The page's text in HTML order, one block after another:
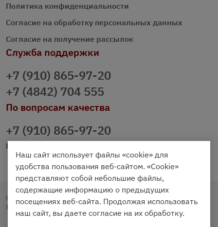
Политика конфиденциальности
Согласие на обработку персональных данных
Согласие на получение рассылок
Служба поддержки
+7 (910) 865-97-20
+7 (4842) 704 555
По вопросам качества
+7 (910) 865-97-20
prazdnichniy40@palmi.ru
Copyright © 2020 - 2026. Праздничный Стол.
Разработка и продвижение - Vegas Studio
Наш сайт использует файлы «cookie» для
удобства пользования веб-сайтом. «Cookie»
представляют собой небольшие файлы,
содержащие информацию о предыдущих
посещениях веб-сайта. Продолжая использовать
наш сайт, вы даете согласие на их обработку.